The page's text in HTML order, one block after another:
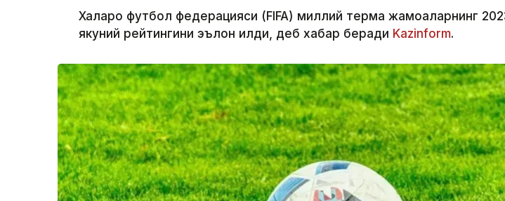
Халқаро футбол федерацияси (FIFA) миллий терма жамоаларнинг
якуний рейтингини эълон қилди, деб хабар беради Kazinform.